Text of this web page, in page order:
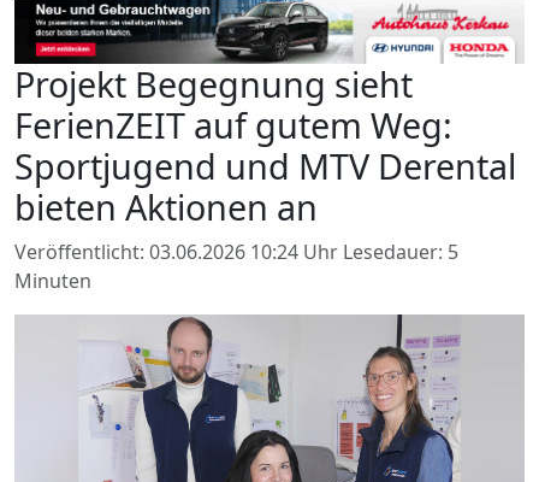
Projekt Begegnung sieht
FerienZEIT auf gutem Weg:
Sportjugend und MTV Derental
bieten Aktionen an
Veröffentlicht: 03.06.2026 10:24 Uhr Lesedauer: 5
Minuten